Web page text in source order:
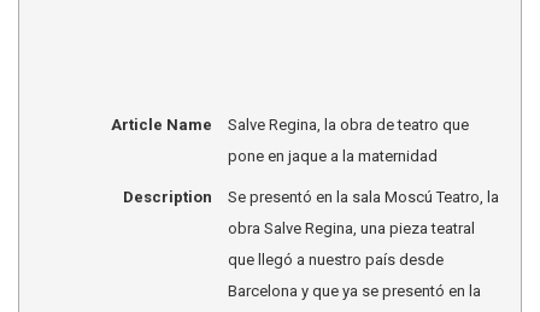
Article Name
Salve Regina, la obra de teatro que
pone en jaque a la maternidad
Description
Se presentó en la sala Moscú Teatro, la
obra Salve Regina, una pieza teatral
que llegó a nuestro país desde
Barcelona y que ya se presentó en la